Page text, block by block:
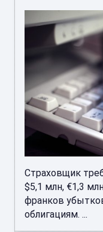
Страховщик
$5,1 млн, €1,3
франков
облигациям. ...